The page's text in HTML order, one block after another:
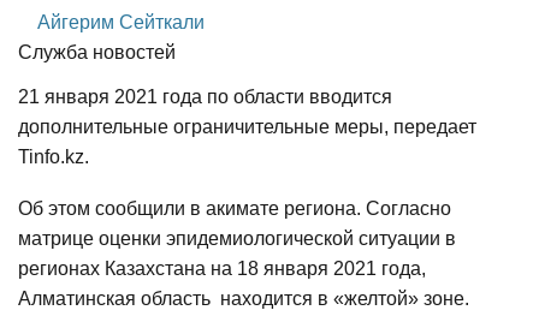
Айгерим Сейткали
Служба новостей
21 января 2021 года по области вводится
дополнительные ограничительные меры, передает
Tinfo.kz.
Об этом сообщили в акимате региона. Согласно
матрице оценки эпидемиологической ситуации в
регионах Казахстана на 18 января 2021 года,
Алматинская область находится в «желтой» зоне.